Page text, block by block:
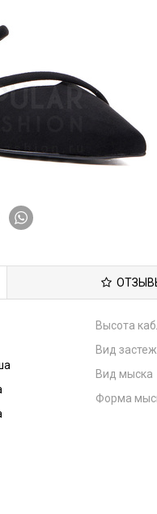
Высота
Вид
Вид мыска
Форма